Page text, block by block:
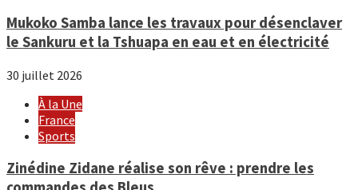
Mukoko Samba lance les travaux pour désenclaver
le Sankuru et la Tshuapa en eau et en électricité
30 juillet 2026
À la Une
France
Sports
Zinédine Zidane réalise son rêve : prendre les